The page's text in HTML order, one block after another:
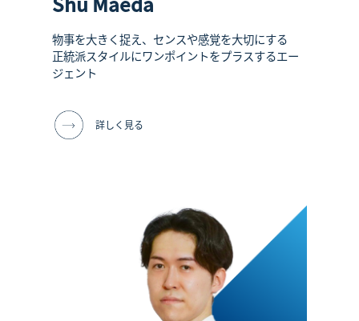
物事を大きく捉え、センスや感覚を大切にする
正統派スタイルにワンポイントをプラスするエー
ジェント
詳しく見る